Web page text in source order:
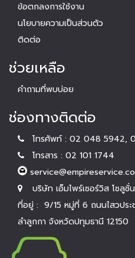
ข้อตกลงการใช้งาน
นโยบายความเป็นส่วนตัว
ติดต่อ
ช่วยเหลือ
คำถามที่พบบ่อย
ช่องทางติดต่อ
โทรศัพท์ : 02 048 5942,
โทรสาร : 02 101 1744
บริษัท เอ็มไพร์เซอร์วิส โซลู
ที่อยู่ : 9/15 หมู่ที่ 6 ถนนไสวประ
ลำลูกกา จังหวัดปทุมธานี 12150